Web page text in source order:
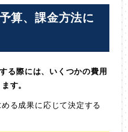
算、課金方法に
る際には、いくつかの費用
す。
る成果に応じて決定する